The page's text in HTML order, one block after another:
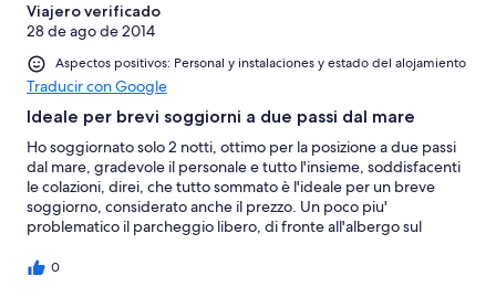
Viajero verificado
28 de ago de 2014
Aspectos positivos: Personal y instalaciones y estado del alojamiento
Traducir con Google
Ideale per brevi soggiorni a due passi dal mare
Ho soggiornato solo 2 notti, ottimo per la posizione a due passi
dal mare, gradevole il personale e tutto l'insieme, soddisfacenti
le colazioni, direi, che tutto sommato è l'ideale per un breve
soggiorno, considerato anche il prezzo. Un poco piu'
problematico il parcheggio libero, di fronte all'albergo sul
0